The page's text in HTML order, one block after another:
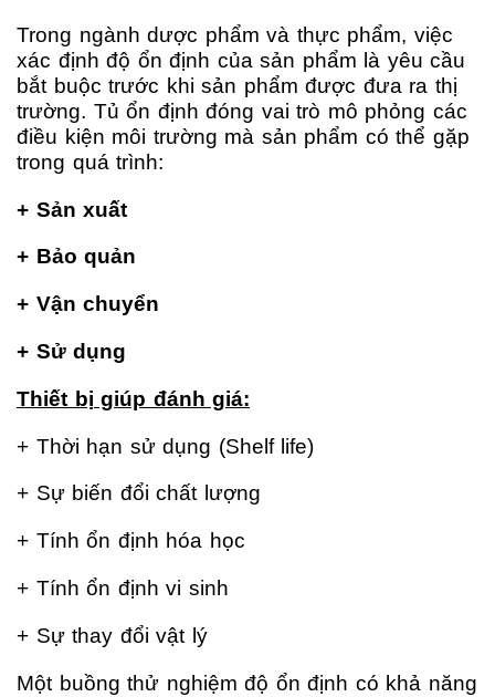
Trong ngành dược phẩm và thực phẩm, việc
xác định độ ổn định của sản phẩm là yêu cầu
bắt buộc trước khi sản phẩm được đưa ra thị
trường. Tủ ổn định đóng vai trò mô phỏng các
điều kiện môi trường mà sản phẩm có thể gặp
trong quá trình:
+ Sản xuất
+ Bảo quản
+ Vận chuyển
+ Sử dụng
Thiết bị giúp đánh giá:
+ Thời hạn sử dụng (Shelf life)
+ Sự biến đổi chất lượng
+ Tính ổn định hóa học
+ Tính ổn định vi sinh
+ Sự thay đổi vật lý
Một buồng thử nghiệm độ ổn định có khả năng